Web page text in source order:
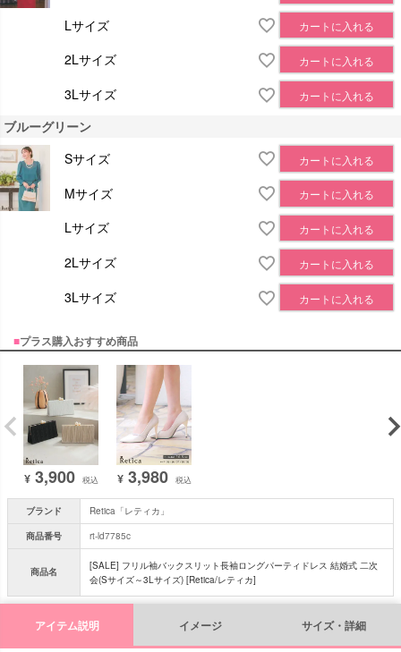
Lサイズ カートに入れる
2Lサイズ カートに入れる
3Lサイズ カートに入れる
ブルーグリーン
Sサイズ
カートに入れる
Mサイズ カートに入れる
Lサイズ カートに入れる
2Lサイズ カートに入れる
3Lサイズ カートに入れる
■プラス購入おすすめ商品
¥ 3,900 税込 ¥ 3,980 税込
ブランド
Retica「レティカ」
商品番号
rt-ld7785c
商品名
[SALE] フリル袖バックスリット長袖ロングパーティドレス 結婚式 二次
会(Sサイズ～3Lサイズ) [Retica/レティカ]
アイテム説明 イメージ サイズ・詳細